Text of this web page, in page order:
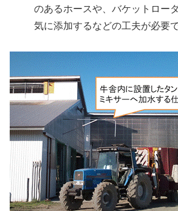
のあるホースや、バケットロー
気に添加するなどの工夫が必要